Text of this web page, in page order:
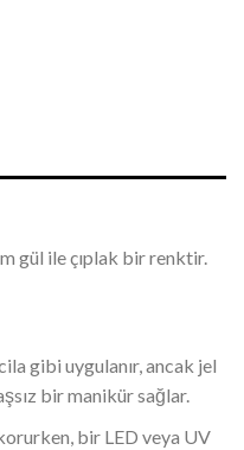
gül ile çıplak bir renktir.
gibi uygulanır, ancak jel
bir manikür sağlar.
bir LED veya UV